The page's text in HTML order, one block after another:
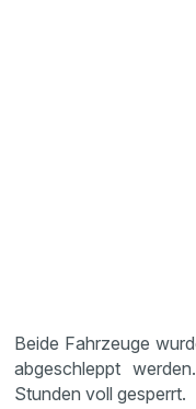
Beide Fahrzeuge
abgeschleppt
Stunden voll gesperrt.